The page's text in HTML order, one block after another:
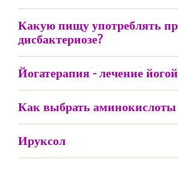
Какую пищу употреблять
дисбактериозе?
Йогатерапия - лечение йогой
Как выбрать аминокислоты
Ируксол